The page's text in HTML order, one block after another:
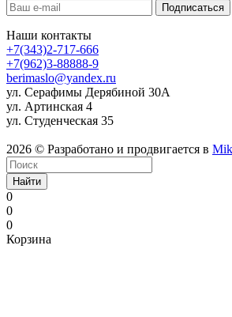
Наши контакты
+7(343)2-717-666
+7(962)3-88888-9
berimaslo@yandex.ru
ул. Серафимы Дерябиной 30А
ул. Артинская 4
ул. Студенческая 35
2026 © Разработано и продвигается в
Найти
0
0
0
Корзина